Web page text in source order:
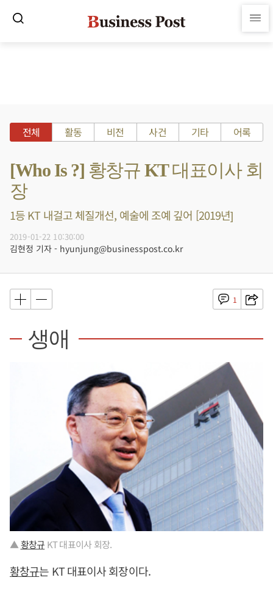
전체 활동 비전 사건 기타 어록
[Who Is ?] 황창규 KT 대표이사 회
장
1등 KT 내걸고 체질개선, 예술에 조예 깊어 [2019년]
2019-01-22 10:30:00
김현정 기자 - hyunjung@businesspost.co.kr
1
생애
▲황창규 KT 대표이사 회장.
황창규는 KT 대표이사 회장이다.